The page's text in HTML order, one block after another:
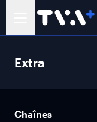
Extra
Chaînes